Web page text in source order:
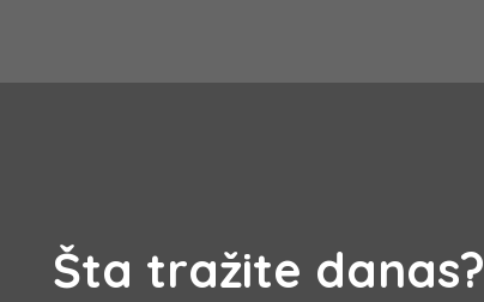
Šta tražite danas?